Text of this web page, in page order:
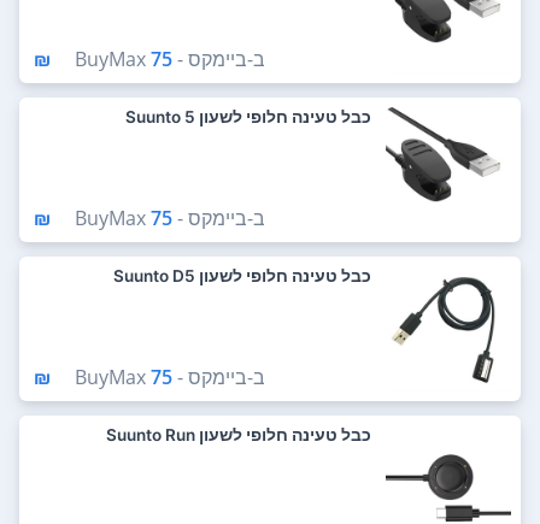
ב-ביימקס - BuyMax75 ₪
כבל טעינה חלופי לשעון Suunto 5
ב-ביימקס - BuyMax75 ₪
כבל טעינה חלופי לשעון Suunto D5
ב-ביימקס - BuyMax75 ₪
כבל טעינה חלופי לשעון Suunto Run